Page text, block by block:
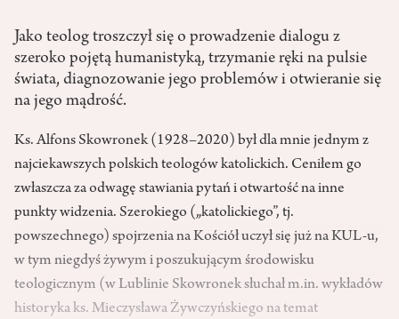
Jako teolog troszczył się o prowadzenie dialogu z
szeroko pojętą humanistyką, trzymanie ręki na pulsie
świata, diagnozowanie jego problemów i otwieranie się
na jego mądrość.
Ks. Alfons Skowronek (1928–2020) był dla mnie jednym z
najciekawszych polskich teologów katolickich. Ceniłem go
zwłaszcza za odwagę stawiania pytań i otwartość na inne
punkty widzenia. Szerokiego („katolickiego”, tj.
powszechnego) spojrzenia na Kościół uczył się już na KUL-u,
w tym niegdyś żywym i poszukującym środowisku
teologicznym (w Lublinie Skowronek słuchał m.in. wykładów
historyka ks. Mieczysława Żywczyńskiego na temat